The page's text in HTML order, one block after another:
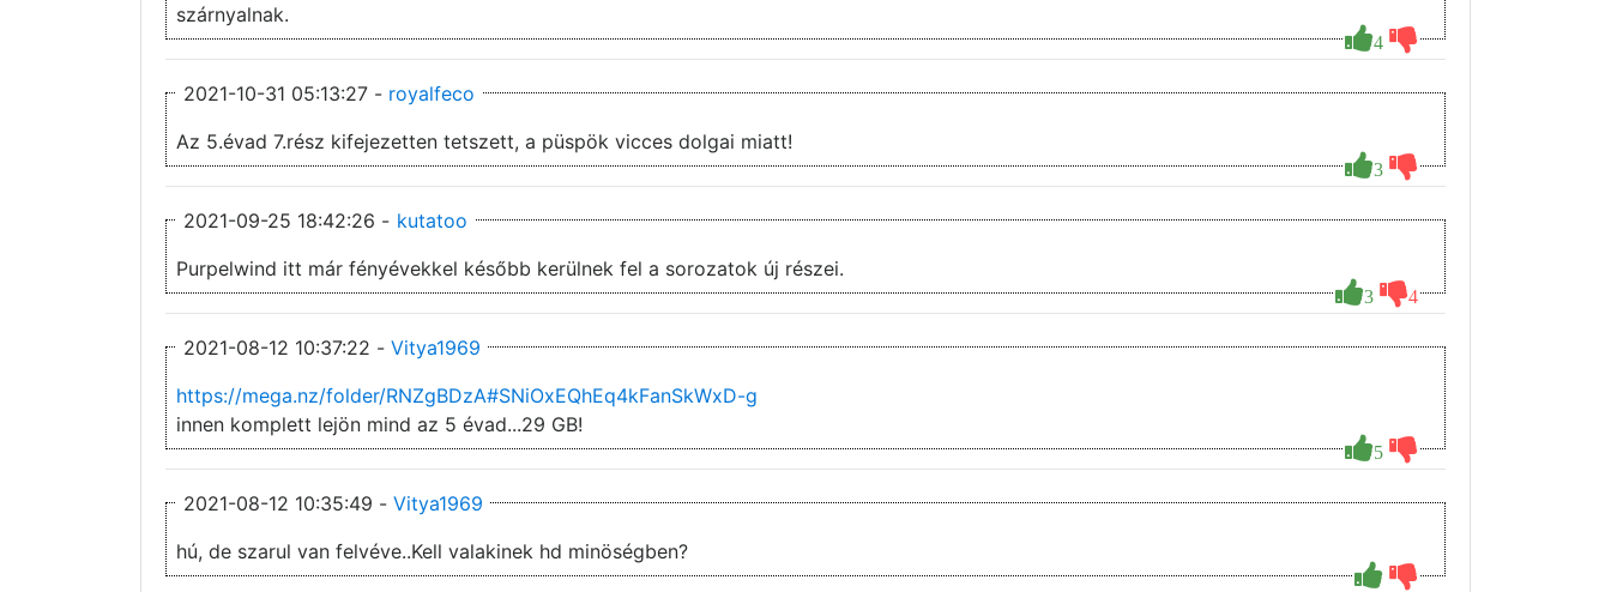
4
szárnyalnak.
2021-10-31 05:13:27 - royalfeco
3
Az 5.évad 7.rész kifejezetten tetszett, a püspök vicces dolgai miatt!
2021-09-25 18:42:26 - kutatoo
3 4
Purpelwind itt már fényévekkel később kerülnek fel a sorozatok új részei.
2021-08-12 10:37:22 - Vitya1969
5
https://mega.nz/folder/RNZgBDzA#SNiOxEQhEq4kFanSkWxD-g
innen komplett lejön mind az 5 évad...29 GB!
2021-08-12 10:35:49 - Vitya1969
hú, de szarul van felvéve..Kell valakinek hd minöségben?